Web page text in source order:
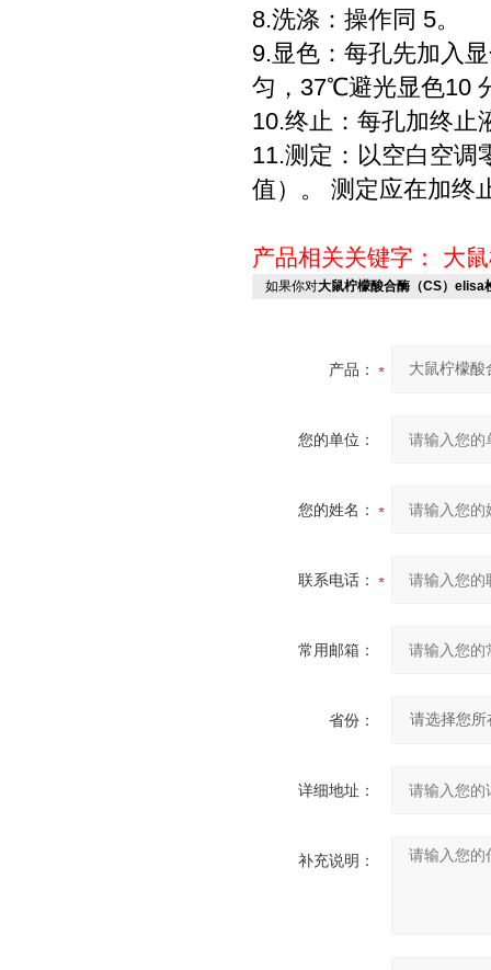
8.洗涤：操作同 5。
9.显色：每孔先加入
匀，37℃避光显色10
10.终止：每孔加终止
11.测定：以空白空调
值）。 测定应在加终
产品相关关键字： 大
如果你对大鼠柠檬酸合酶（CS）elisa
产品：
您的单位：
您的姓名：
联系电话：
常用邮箱：
省份：
详细地址：
补充说明：